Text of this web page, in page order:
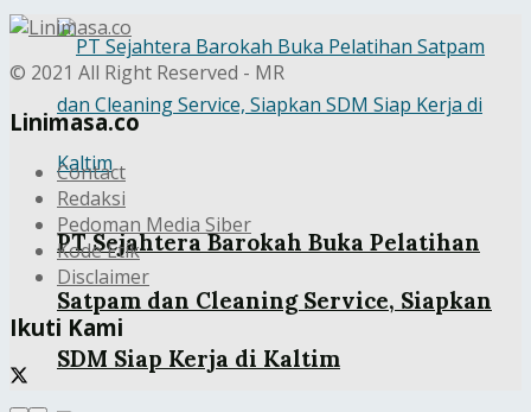
PT Sejahtera Barokah Buka Pelatihan
Satpam dan Cleaning Service, Siapkan
SDM Siap Kerja di Kaltim
© 2021 All Right Reserved - MR
Linimasa.co
Contact
Redaksi
Pedoman Media Siber
Kode Etik
Disclaimer
Ikuti Kami